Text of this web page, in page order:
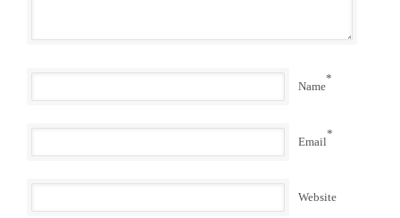
Name
*
Email
*
Website